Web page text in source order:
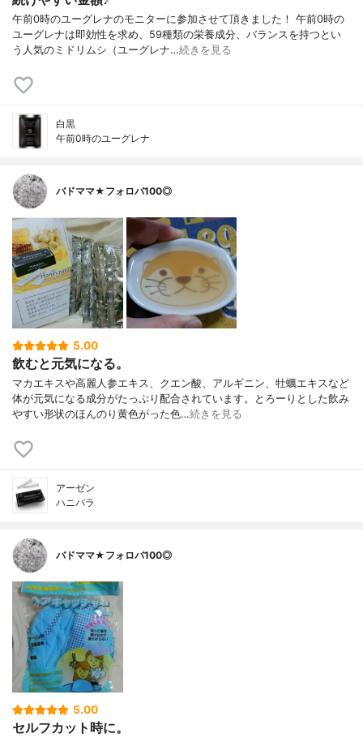
午前0時のユーグレナのモニターに参加させて頂きました！ 午前0時の
ユーグレナは即効性を求め、59種類の栄養成分、バランスを持つとい
う人気のミドリムシ（ユーグレナ…続きを見る
白黒
午前0時のユーグレナ
バドママ★フォロバ100◎
5.00
飲むと元気になる。
マカエキスや高麗人参エキス、クエン酸、アルギニン、牡蠣エキスなど
体が元気になる成分がたっぷり配合されています。とろーりとした飲み
やすい形状のほんのり黄色がった色…続きを見る
アーゼン
ハニパラ
バドママ★フォロバ100◎
5.00
セルフカット時に。